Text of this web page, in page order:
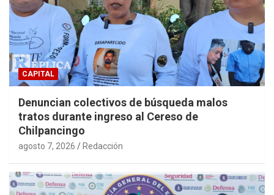
CAPITAL
Denuncian colectivos de búsqueda malos
tratos durante ingreso al Cereso de
Chilpancingo
agosto 7, 2026 Redacción